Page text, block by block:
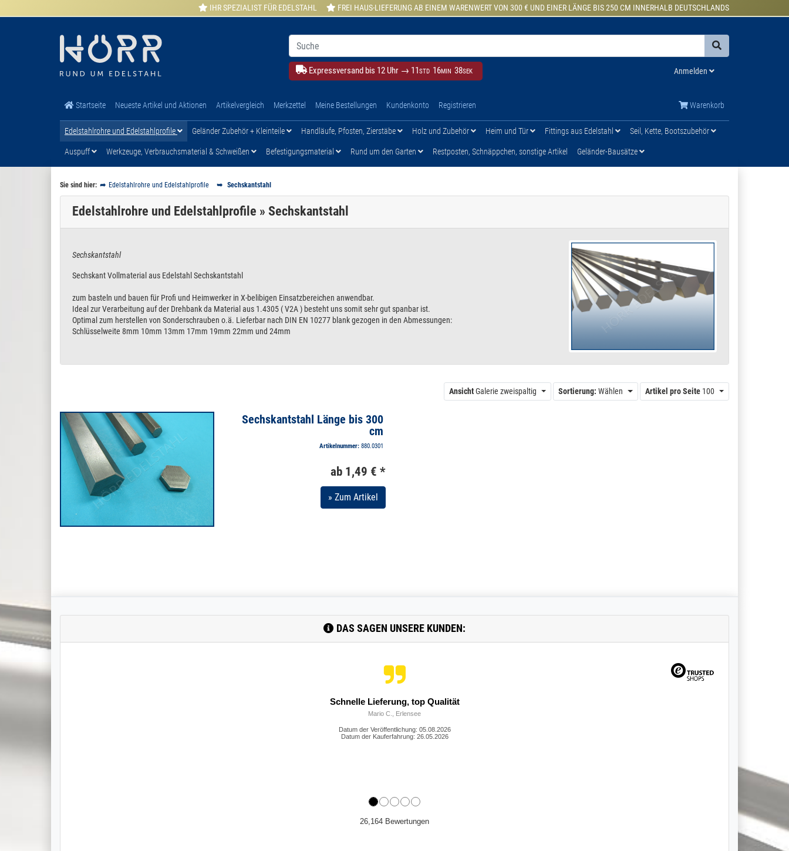
IHR SPEZIALIST FÜR EDELSTAHL FREI HAUS-LIEFERUNG AB EINEM WARENWERT VON 300 € UND EINER LÄNGE BIS 250 CM INNERHALB DEUTSCHLANDS
Expressversand bis 12 Uhr → 11STD 16MIN 37SEK Anmelden
Startseite Neueste Artikel und Aktionen Artikelvergleich Merkzettel Meine Bestellungen Kundenkonto Registrieren Warenkorb
Edelstahlrohre und Edelstahlprofile Geländer Zubehör + Kleinteile Handläufe, Pfosten, Zierstäbe Holz und Zubehör Heim und Tür Fittings aus Edelstahl Seil, Kette, Bootszubehör
Auspuff Werkzeuge, Verbrauchsmaterial & Schweißen Befestigungsmaterial Rund um den Garten Restposten, Schnäppchen, sonstige Artikel Geländer-Bausätze
Sie sind hier: Edelstahlrohre und Edelstahlprofile Sechskantstahl
Edelstahlrohre und Edelstahlprofile » Sechskantstahl
Sechskantstahl
Sechskant Vollmaterial aus Edelstahl Sechskantstahl
zum basteln und bauen für Profi und Heimwerker in X-belibigen Einsatzbereichen anwendbar.
Ideal zur Verarbeitung auf der Drehbank da Material aus 1.4305 ( V2A ) besteht uns somit sehr gut spanbar ist.
Optimal zum herstellen von Sonderschrauben o.ä. Lieferbar nach DIN EN 10277 blank gezogen in den Abmessungen:
Schlüsselweite 8mm 10mm 13mm 17mm 19mm 22mm und 24mm
AnsichtGalerie zweispaltig Sortierung: Wählen Artikel pro Seite 100
Sechskantstahl Länge bis 300
cm
Artikelnummer: 880.0301
ab 1,49 € *
» Zum Artikel
DAS SAGEN UNSERE KUNDEN:
Die Kommunikation mit Herrn Umlauft war sehr gut. Auch die Lieferung hat gut geklappt (6 Pakete). Al...
Datum der Veröffentlichung: 05.08.2026
Datum der Kauferfahrung: 31.05.2026
26,164 Bewertungen